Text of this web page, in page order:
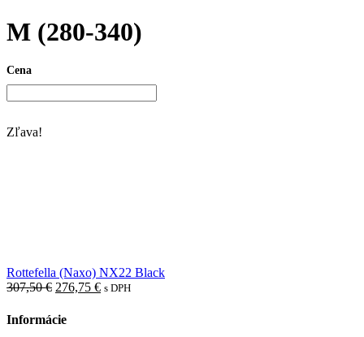
M (280-340)
Cena
Zľava!
Rottefella (Naxo) NX22 Black
307,50€ Pôvodná
bola:
276,75 €Aktuálna
s DPH
Informácie